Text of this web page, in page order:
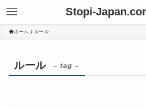
Stopi-
ホーム ルール
ルール – tag –